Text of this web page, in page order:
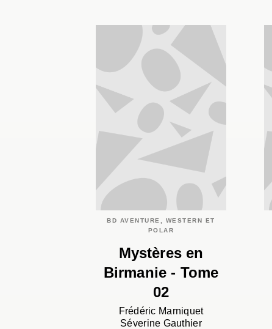
BD AVENTURE, WESTERN ET
POLAR
Mystères en
Birmanie - Tome
02
Frédéric Marniquet
Séverine Gauthier